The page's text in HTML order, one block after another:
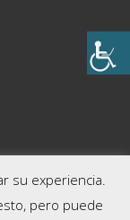
su experiencia.
pero puede